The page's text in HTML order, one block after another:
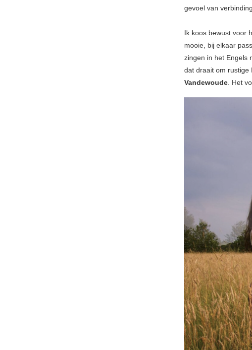
gevoel van
Ik koos bewust voor
mooie, bij elkaar
zingen in het Engels
dat draait om rustige
Vandewoude . Het